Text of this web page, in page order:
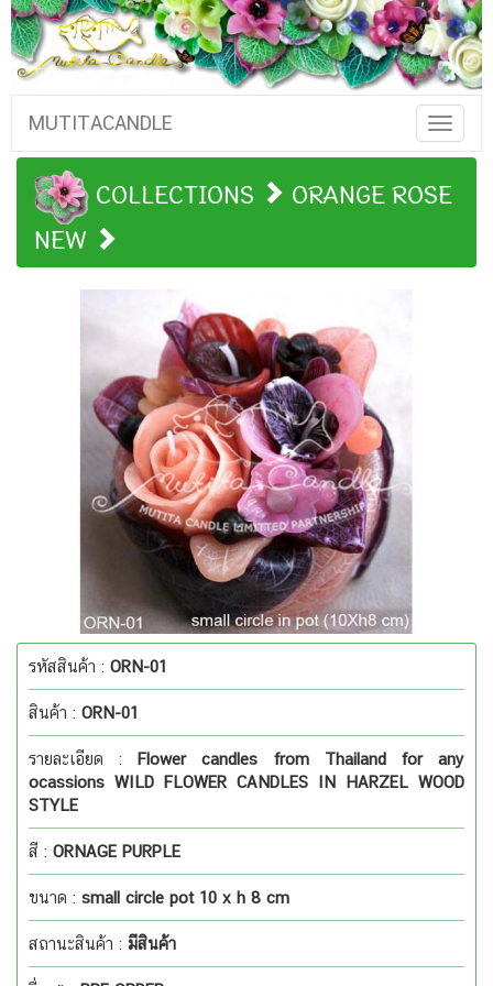
Toggle
MUTITACANDLE
COLLECTIONS
ORANGE ROSE
NEW
รหัสสินค้า : ORN-01
สินค้า : ORN-01
รายละเอียด : Flower candles from Thailand for any
ocassions WILD FLOWER CANDLES IN HARZEL WOOD
STYLE
สี : ORNAGE PURPLE
ขนาด : small circle pot 10 x h 8 cm
สถานะสินค้า : มีสินค้า